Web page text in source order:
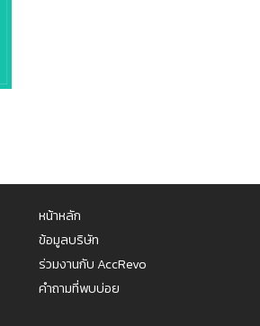
หน้าหลัก
ข้อมูลบริษัท
ร่วมงานกับ AccRevo
คำถามที่พบบ่อย